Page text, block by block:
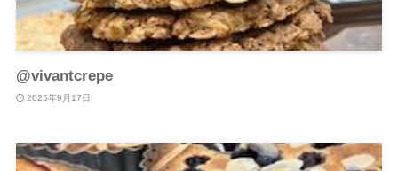
@vivantcrepe
2025年9月17日